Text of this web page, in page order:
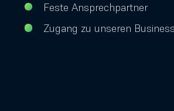
Feste Ansprechpartner
Zugang zu unseren